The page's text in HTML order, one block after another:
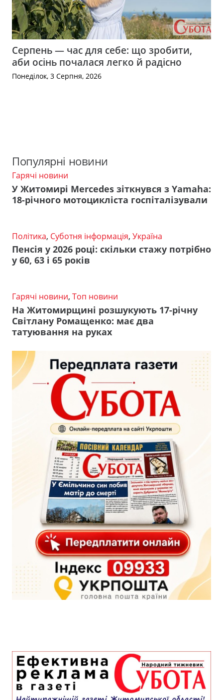
Серпень — час для себе: що зробити,
аби осінь почалася легко й радісно
Понеділок, 3 Серпня, 2026
Популярні новини
Гарячі новини
У Житомирі Mercedes зіткнувся з Yamaha:
18-річного мотоцикліста госпіталізували
Політика, Суботня інформація, Україна
Пенсія у 2026 році: скільки стажу потрібно
у 60, 63 і 65 років
Гарячі новини, Топ новини
На Житомирщині розшукують 17-річну
Світлану Ромащенко: має два
татуювання на руках